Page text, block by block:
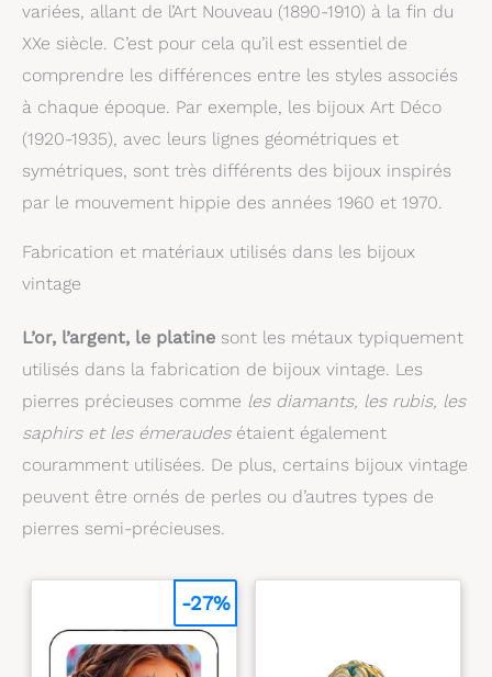
variées, allant de l’Art Nouveau (1890-1910) à la fin du
XXe siècle. C’est pour cela qu’il est essentiel de
comprendre les différences entre les styles associés
à chaque époque. Par exemple, les bijoux Art Déco
(1920-1935), avec leurs lignes géométriques et
symétriques, sont très différents des bijoux inspirés
par le mouvement hippie des années 1960 et 1970.
Fabrication et matériaux utilisés dans les bijoux
vintage
L’or, l’argent, le platine sont les métaux typiquement
utilisés dans la fabrication de bijoux vintage. Les
pierres précieuses comme les diamants, les rubis, les
saphirs et les émeraudesétaient également
couramment utilisées. De plus, certains bijoux vintage
peuvent être ornés de perles ou d’autres types de
pierres semi-précieuses.
-27%